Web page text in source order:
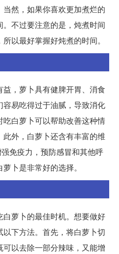
然，如果你喜欢更加煮烂的
不过要注意的是，炖煮时间
以最好掌握好炖煮的时间。
，萝卜具有健脾开胃、消食
易吃得过于油腻，导致消化
白萝卜可以帮助改善这种情
外，白萝卜还含有丰富的维
免疫力，预防感冒和其他呼
卜是非常好的选择。
萝卜的最佳时机。想要做好
下方法。首先，将白萝卜切
以去除一部分辣味，又能增